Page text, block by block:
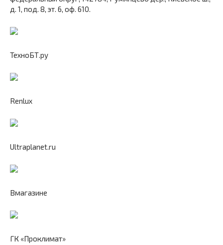
д. 1, под. 8, эт. 6, оф. 610.
ТехноБТ.ру
Renlux
Ultraplanet.ru
Вмагазине
ГК «Проклимат»